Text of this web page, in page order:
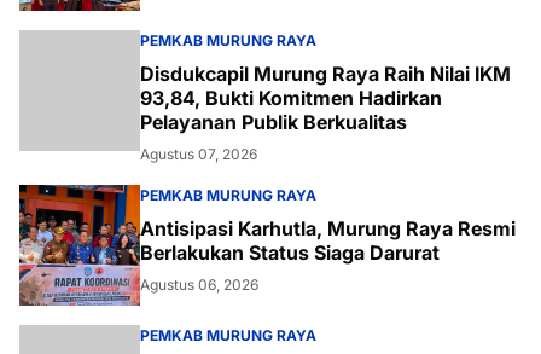
PEMKAB MURUNG RAYA
Disdukcapil Murung Raya Raih Nilai IKM
93,84, Bukti Komitmen Hadirkan
Pelayanan Publik Berkualitas
Agustus 07, 2026
PEMKAB MURUNG RAYA
Antisipasi Karhutla, Murung Raya Resmi
Berlakukan Status Siaga Darurat
Agustus 06, 2026
PEMKAB MURUNG RAYA